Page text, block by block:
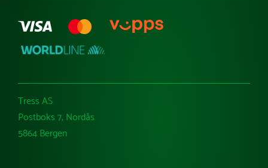
Tress AS
Postboks 7, Nordås
5864 Bergen